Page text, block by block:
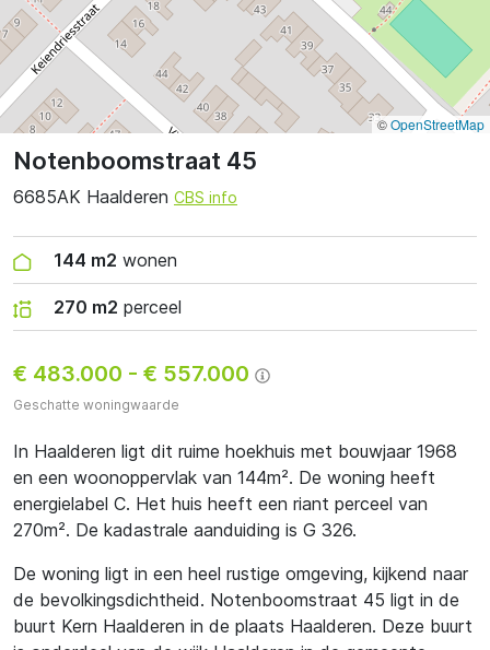
Notenboomstraat 45
6685AK Haalderen CBS info
144 m2 wonen
270 m2 perceel
€ 483.000 - € 557.000
Geschatte woningwaarde
In Haalderen ligt dit ruime hoekhuis met bouwjaar 1968
en een woonoppervlak van 144m². De woning heeft
energielabel C. Het huis heeft een riant perceel van
270m². De kadastrale aanduiding is G 326.
De woning ligt in een heel rustige omgeving, kijkend naar
de bevolkingsdichtheid. Notenboomstraat 45 ligt in de
buurt Kern Haalderen in de plaats Haalderen. Deze buurt
©OpenStreetMap